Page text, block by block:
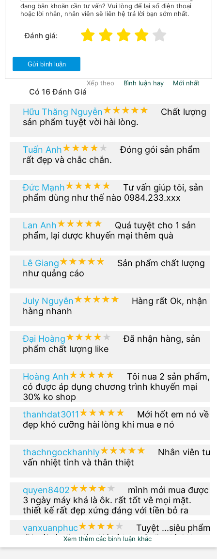
đang băn khoăn cần tư vấn? Vui lòng để lại số điện thoại
hoặc lời nhắn, nhân viên sẽ liên hệ trả lời bạn sớm nhất.
Đánh giá:
Gửi bình luận
Có 16 Đánh Giá
Xếp theo Bình luận hay Mới nhất
Hữu Thăng Nguyễn★★★★★
★★★★★
Chất lượng
sản phẩm tuyệt vời hài lòng.
Tuấn Anh★★★★★
★★★★★
Đóng gói sản phẩm
rất đẹp và chắc chắn.
Đức Mạnh★★★★★
★★★★★
Tư vấn giúp tôi, sản
phẩm dùng như thế nào 0984.233.xxx
Lan Anh★★★★★
★★★★★
Quá tuyệt cho 1 sản
phẩm, lại dược khuyến mại thêm quà
Lê Giang★★★★★
★★★★★
Sản phẩm chất lượng
như quảng cáo
July Nguyễn★★★★★
★★★★★
Hàng rất Ok, nhận
hàng nhanh
Đại Hoàng★★★★★
★★★★★
Đã nhận hàng, sản
phẩm chất lượng like
Hoàng Anh★★★★★
★★★★★
Tôi nua 2 sản phẩm,
có được áp dụng chương trình khuyến mại
30% ko shop
thanhdat3011★★★★★
★★★★★
Mới hốt em nó về
đẹp khó cưỡng hài lòng khi mua e nó
thachngockhanhly★★★★★
★★★★★
Nhân viên tư
vấn nhiệt tình và thân thiệt
quyen8402★★★★★
★★★★★
mình mới mua được
3 ngày máy khá là ôk. rất tốt vê mọi mặt.
thiết kế rất đẹp xứng đáng với tiền bỏ ra
vanxuanphuc★★★★★
★★★★★
Tuyệt ...siêu phẩm
rồi nói gì nữa giờ. Giá rẻ hơn tí nữa thì OK.
Xem thêm các bình luận khác